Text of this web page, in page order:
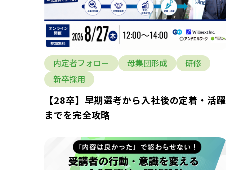
内定者フォロー 母集団形成
研修
新卒採用
【28卒】早期選考から入社後の定着・活躍
までを完全攻略